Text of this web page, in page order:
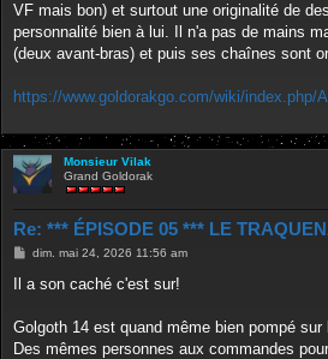
a
g
VF mais bon) et surtout une originalité de
personnalité bien à lui. Il n'a pas de mains
(deux avant-bras) et puis ses chaînes sont
https://www.goldorakgo.com/wiki/index.php/
Monsieur Vilak
Grand Goldorak
Re: *** ÉPISODE 05 *** LE
M
s
g
dim. mai 24, 2026 11:56 am
Il a son caché c'est sur!
Golgoth 14 est quand même bien pompé sur
Des mêmes personnes aux commandes